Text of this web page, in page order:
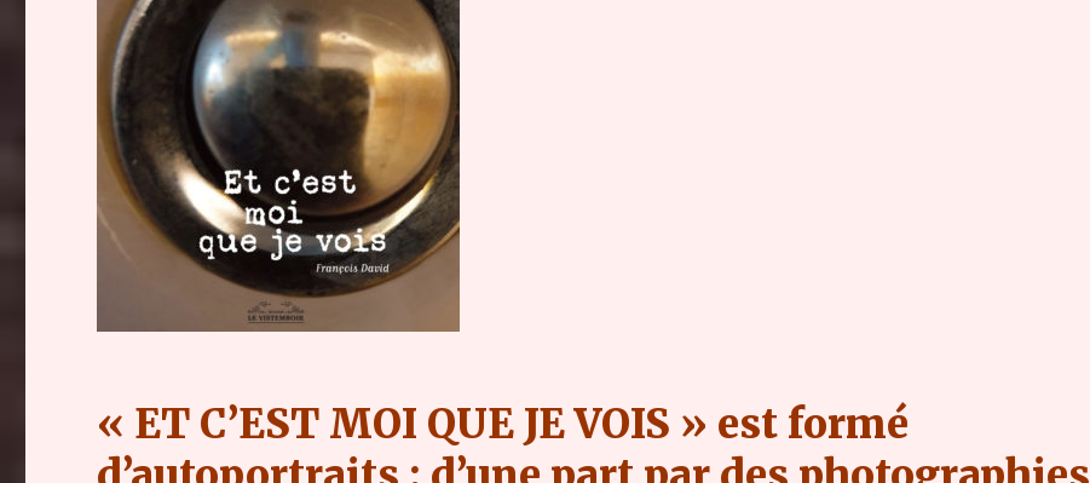
« ET C’EST MOI QUE JE VOIS » est formé